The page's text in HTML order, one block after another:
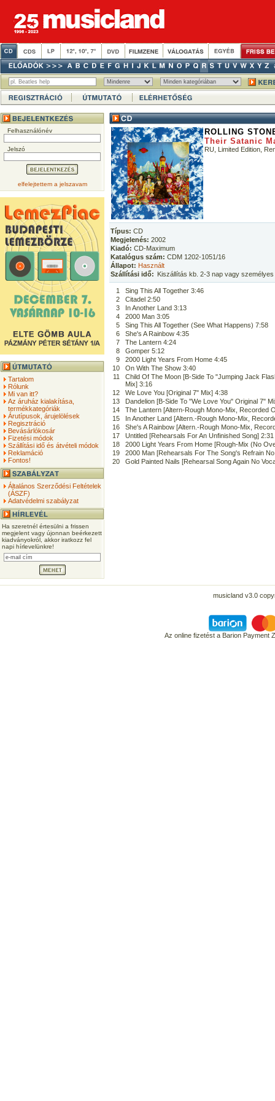
Felhasználónév
Jelszó
elfelejtettem a jelszavam
Tartalom
Rólunk
Mi van itt?
Az áruház kialakítása,
termékkategóriák
Árutípusok, árujelölések
Regisztráció
Bevásárlókosár
Fizetési módok
Szállítási idő és átvételi módok
Reklamáció
Fontos!
Általános Szerződési Feltételek
(ÁSZF)
Adatvédelmi szabályzat
Ha szeretnél értesülni a frissen
megjelent vagy újonnan beérkezett
kiadványokról, akkor iratkozz fel
napi hírlevelünkre!
ROLLING
Their Satanic
RU, Limited Edition,
Típus: CD
Megjelenés: 2002
Kiadó: CD-Maximum
Katalógus szám: CDM 1202-1051/16
Állapot: Használt
Szállítási idő: Kiszállítás kb. 2-3 nap vagy
1
Sing This All Together 3:46
2
Citadel 2:50
3
In Another Land 3:13
4
2000 Man 3:05
5
Sing This All Together (See What Happens) 7:58
6
She's A Rainbow 4:35
7
The Lantern 4:24
8
Gomper 5:12
9
2000 Light Years From Home 4:45
10
On With The Show 3:40
11
Child Of The Moon [B-Side To "Jumping Jack
Mix] 3:16
12
We Love You [Original 7" Mix] 4:38
13
Dandelion [B-Side To "We Love You" Original 7"
14
The Lantern [Altern-Rough Mono-Mix, Recorded
15
In Another Land [Altern.-Rough Mono-Mix,
16
She's A Rainbow [Altern.-Rough Mono-Mix,
17
Untitled [Rehearsals For An Unfinished Song] 2:31
18
2000 Light Years From Home [Rough-Mix (No
19
2000 Man [Rehearsals For The Song's Refrain
20
Gold Painted Nails [Rehearsal Song Again No
musicland v3.0
Az online fizetést a Barion Payment